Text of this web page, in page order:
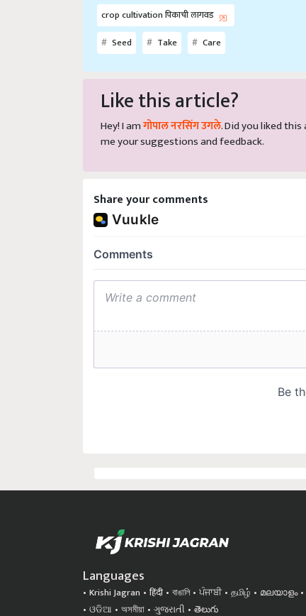
crop cultivation पिकाची लागवड
Seed
Take Care
Like this article?
Hey! I am गोपाल नरसिंग उगले . Did you liked
me your suggestions and feedback.
Share your comments
Languages
Krishi Jagran हिंदी বাঙালি ਪੰਜਾਬੀ தமிழ் മലയാളം
ଓଡିଆ
অসমীয়া ગુજરાતી తెలుగు